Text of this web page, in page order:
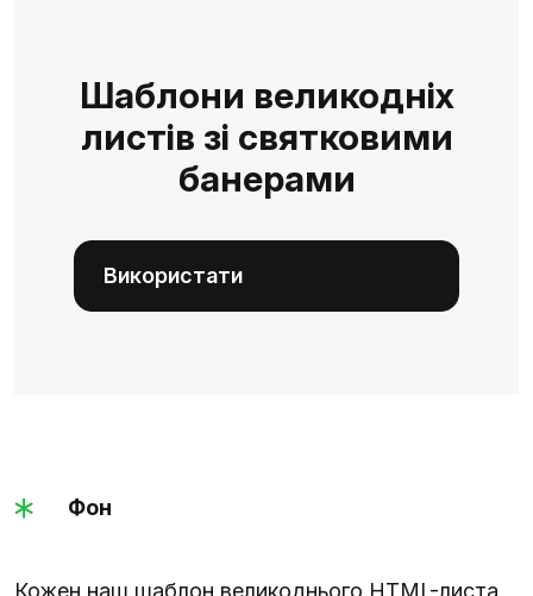
Шаблони великодніх
листів зі святковими
банерами
Використати
Фон
Кожен наш шаблон великоднього HTML-листа